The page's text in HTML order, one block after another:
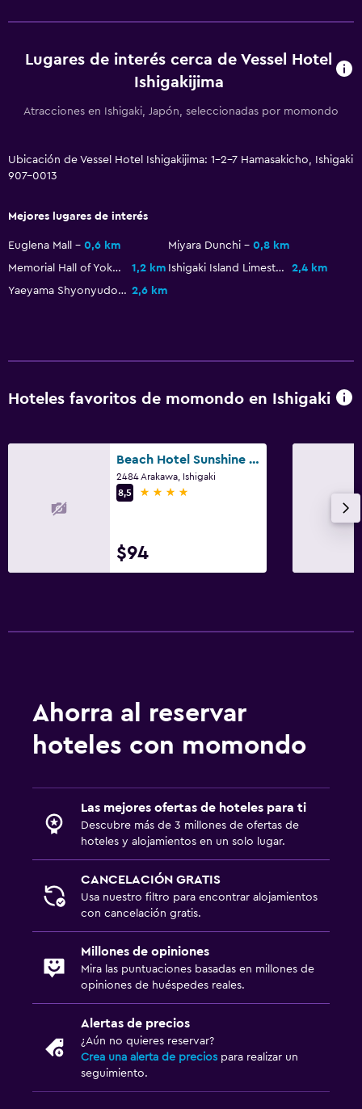
Salud y seguridad
Limpieza diaria
Cámaras CCTV en zonas comunes
Cámaras CCTV en el exterior
Seguridad las 24 horas
Caja fuerte
Lavandería
Plancha para pantalones
Enchufe cerca de la cama
Servicio de streaming
Cuna/cama nido disponibles
Buffet infantil
Estacionamiento y transporte
Estacionamiento gratuito
Estacionamiento privado
Fax/fotocopiadora
Lugares de interés cerca de Vessel Hotel
Ishigakijima
Atracciones en Ishigaki, Japón, seleccionadas por momondo
Ubicación de Vessel Hotel Ishigakijima: 1-2-7 Hamasakicho, Ishigaki
907-0013
Mejores lugares de interés
Euglena Mall 0,6 km Miyara Dunchi
0,8 km
Memorial Hall of Yoko Gushiken
1,2 km Ishigaki Island Limestone Cave
2,4 km
Yaeyama Shyonyudo Doshokubutsuen Park 2,6 km
Hoteles favoritos de momondo en Ishigaki
Beach Hotel Sunshine Ishigakijima
2484 Arakawa, Ishigaki
8,5
4 estrellas
$94
Ahorra al reservar
hoteles con momondo
Las mejores ofertas de hoteles para ti
Descubre más de 3 millones de ofertas de
hoteles y alojamientos en un solo lugar.
CANCELACIÓN GRATIS
Usa nuestro filtro para encontrar alojamientos
con cancelación gratis.
Millones de opiniones
Mira las puntuaciones basadas en millones de
opiniones de huéspedes reales.
Alertas de precios
¿Aún no quieres reservar?
Crea una alerta de precios para realizar un
seguimiento.